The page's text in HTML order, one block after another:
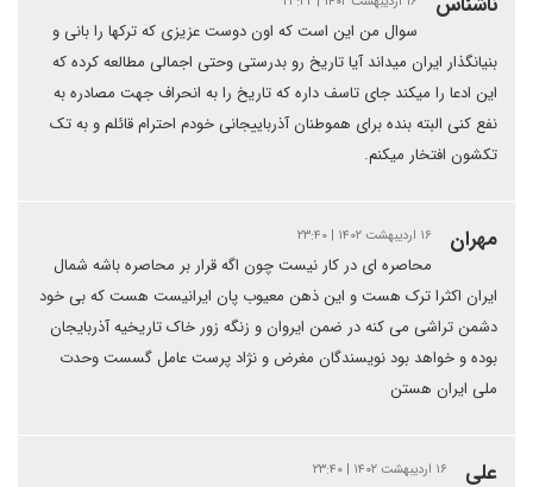
سوال من این است که اون دوست عزیزی که ترکها را بانی و
بنیانگذار ایران میداند آیا تاریخ رو بدرستی وحتی اجمالی مطالعه کرده که
این ادعا را میکند جای تاسف داره که تاریخ را به انحراف جهت مصادره به
نفع کنی البته بنده برای هموطنان آذرباییجانی خودم احترام قائلم و به تک
تکشون افتخار میکنم.
مهران ۱۶ اردیبهشت ۱۴۰۲ | ۲۳:۴۰
محاصره ای در کار نیست چون اگه قرار بر محاصره باشه شمال
ایران اکثرا ترک هست و این ذهن معیوب پان ایرانیست هست که بی خود
دشمن تراشی می کنه در ضمن ایروان و زنگه زور خاک تاریخیه آذربایجان
بوده و خواهد بود نویسندگان مغرض و نژاد پرست عامل گسست وحدت
ملی ایران هستن
علی ۱۶ اردیبهشت ۱۴۰۲ | ۲۳:۴۰